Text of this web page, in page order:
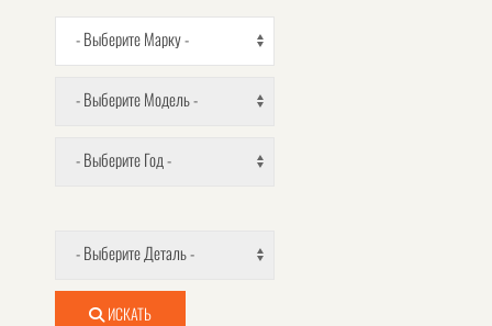
- Выберите Марку -
- Выберите Модель -
- Выберите Год -
- Выберите Деталь -
ИСКАТЬ